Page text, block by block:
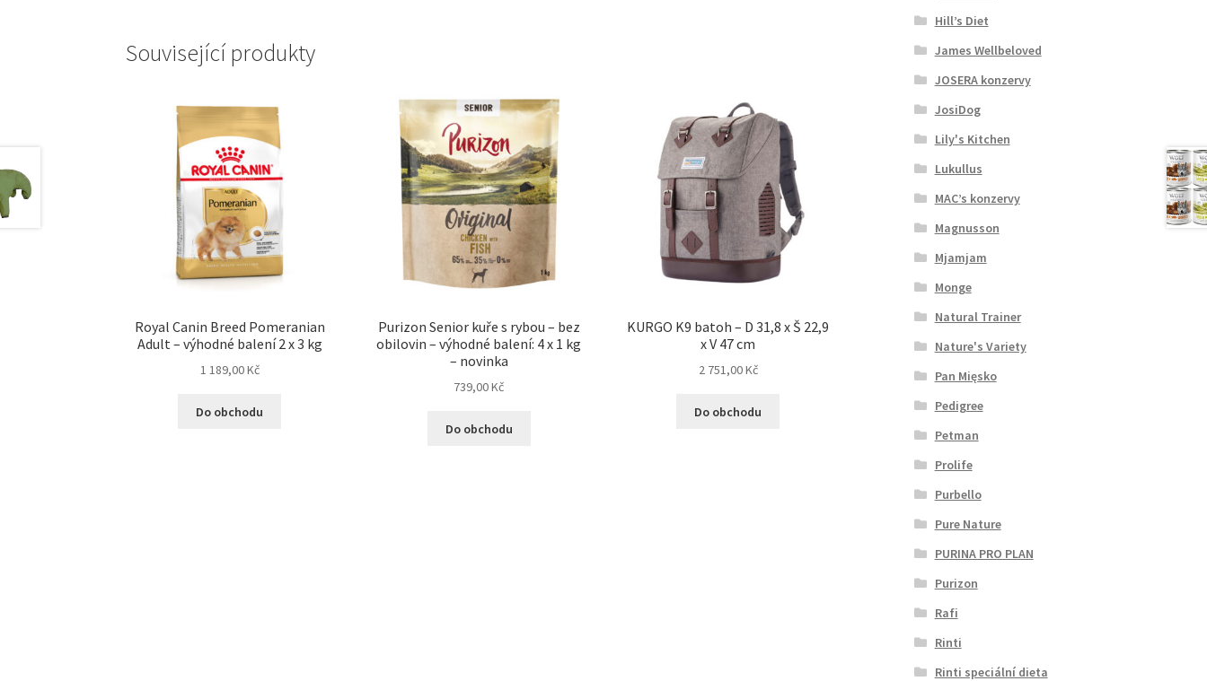
Související produkty
Royal Canin Breed Pomeranian
Adult – výhodné balení 2 x 3 kg
1 189,00Kč
Do obchodu
Purizon Senior kuře s rybou – bez
obilovin – výhodné balení: 4 x 1 kg
– novinka
739,00Kč
Do obchodu
KURGO K9 batoh – D 31,8 x Š 22,9
x V 47 cm
2 751,00Kč
Do obchodu
Hill’s Diet
James Wellbeloved
JOSERA konzervy
JosiDog
Lily's Kitchen
Lukullus
MAC’s konzervy
Magnusson
Mjamjam
Monge
Natural Trainer
Nature's Variety
Pan Mięsko
Pedigree
Petman
Prolife
Purbello
Pure Nature
PURINA PRO PLAN
Purizon
Rafi
Rinti
Rinti speciální dieta